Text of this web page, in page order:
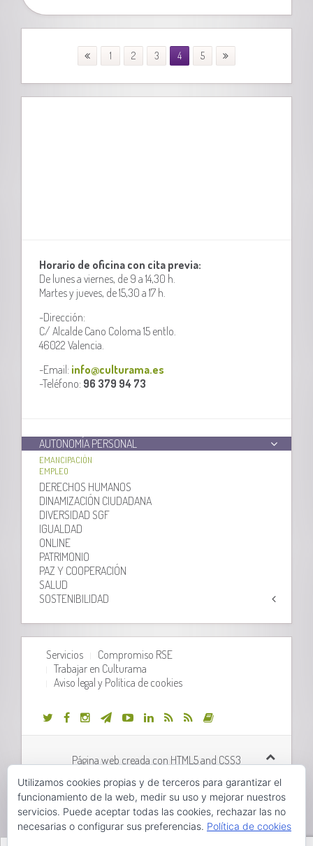
1 2 3 4 5
Horario de oficina con cita previa:
De lunes a viernes, de 9 a 14,30 h.
Martes y jueves, de 15,30 a 17 h.
-Dirección:
C/ Alcalde Cano Coloma 15 entlo.
46022 Valencia.
-Email: info@culturama.es
-Teléfono: 96 379 94 73
AUTONOMÍA PERSONAL
EMANCIPACIÓN
EMPLEO
DERECHOS HUMANOS
DINAMIZACIÓN CIUDADANA
DIVERSIDAD SGF
IGUALDAD
ONLINE
PATRIMONIO
PAZ Y COOPERACIÓN
SALUD
SOSTENIBILIDAD
Servicios
Compromiso RSE
Trabajar en Culturama
Aviso legal y Política de cookies
Página web creada con HTML5 and CSS3
Desarrollo web realizado porOrix Systems
Utilizamos cookies propias y de terceros para garantizar el
funcionamiento de la web, medir su uso y mejorar nuestros
servicios. Puede aceptar todas las cookies, rechazar las no
necesarias o configurar sus preferencias. Política de cookies